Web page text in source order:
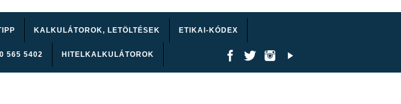
KALKULÁTOROK, LETÖLTÉSEK ETIKAI-KÓDEX
565 5402 HITELKALKULÁTOROK